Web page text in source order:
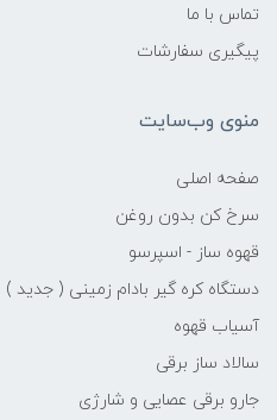
تماس با ما
پیگیری سفارشات
منوی وب‌سایت
صفحه اصلی
سرخ کن بدون روغن
قهوه ساز - اسپرسو
دستگاه کره گیر بادام زمینی ( جدید )
آسیاب قهوه
سالاد ساز برقی
جارو برقی عصایی و شارژی